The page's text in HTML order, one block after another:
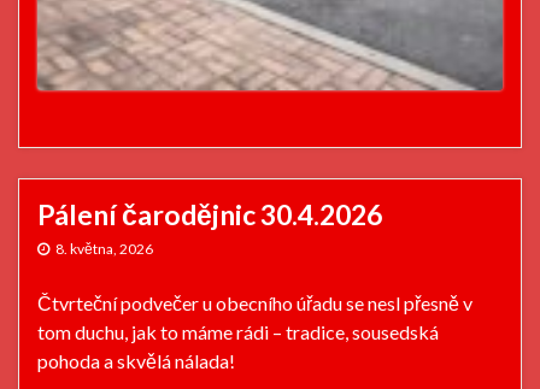
Pálení čarodějnic 30.4.2026
8. května, 2026
Čtvrteční podvečer u obecního úřadu se nesl přesně v
tom duchu, jak to máme rádi – tradice, sousedská
pohoda a skvělá nálada!